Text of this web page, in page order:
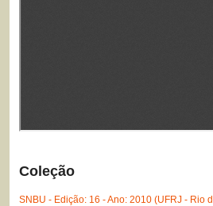
Coleção
SNBU - Edição: 16 - Ano: 2010 (UFRJ - Rio